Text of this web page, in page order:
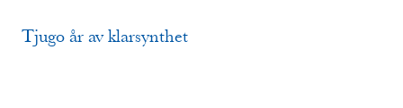
Tjugo år av klarsynthet